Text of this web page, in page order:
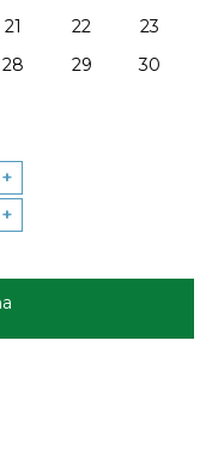
21 22
23
28 29
30
+
+